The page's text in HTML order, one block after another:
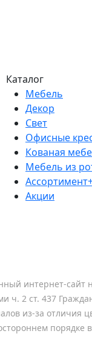
Каталог
Мебель
Декор
Свет
Офисные
Кованая
Мебель из
Акции
интернет-сайт
2 ст. 437
из-за
порядке